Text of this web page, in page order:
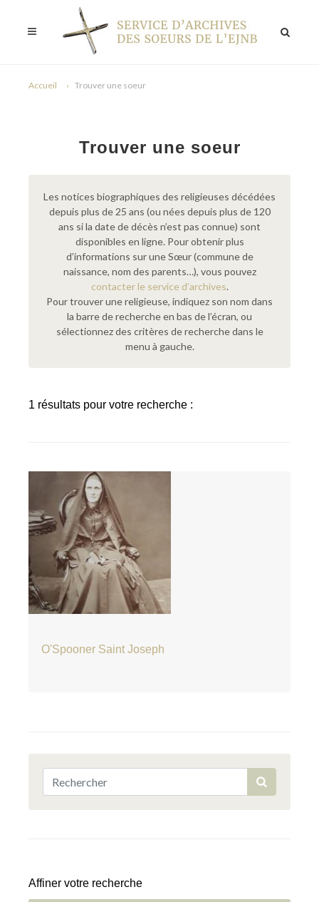
Accueil Trouver une soeur
Trouver une soeur
Les notices biographiques des religieuses décédées
depuis plus de 25 ans (ou nées depuis plus de 120
ans si la date de décès n’est pas connue) sont
disponibles en ligne. Pour obtenir plus
d’informations sur une Sœur (commune de
naissance, nom des parents…), vous pouvez
contacter le service d’archives.
Pour trouver une religieuse, indiquez son nom dans
la barre de recherche en bas de l’écran, ou
sélectionnez des critères de recherche dans le
menu à gauche.
1 résultats pour votre recherche :
O'Spooner Saint Joseph
Affiner votre recherche